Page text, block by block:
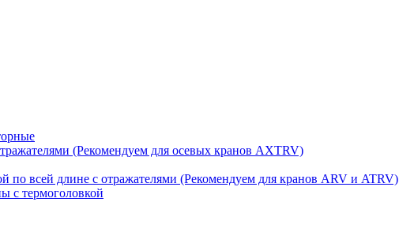
(Рекомендуем для осевых кранов AXTRV)
по всей длине с отражателями (Рекомендуем для кранов ARV и ATRV)
с термоголовкой